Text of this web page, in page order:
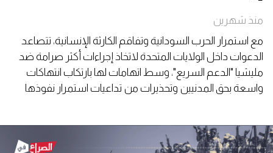
منذ شهرين
مع استمرار الحرب السودانية وتفاقم الكارثة الإنسانية، تتصاعد
الدعوات داخل الولايات المتحدة لاتخاذ إجراءات أكثر صرامة ضد
مليشيا "الدعم السريع"، وسط اتهامات لها بارتكاب انتهاكات
واسعة بحق المدنيين وتحذيرات من تداعيات استمرار نفوذها